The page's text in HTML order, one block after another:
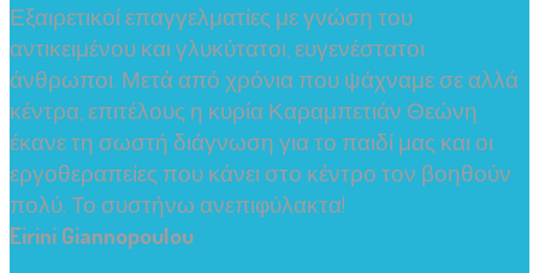
Εξαιρετικοί επαγγελματίες με γνώση του
αντικειμένου και γλυκύτατοι, ευγενέστατοι
άνθρωποι. Μετά από χρόνια που ψάχναμε σε αλλά
κέντρα, επιτέλους η κυρία Καραμπετιάν Θεώνη
έκανε τη σωστή διάγνωση για το παιδί μας και οι
εργοθεραπείες που κάνει στο κέντρο τον βοηθούν
πολύ. Το συστήνω ανεπιφύλακτα!
Eirini Giannopoulou